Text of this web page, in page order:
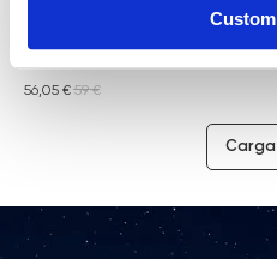
Suero hidropeeling iluminador y
IVA inc
56,05 € 59 €
Carga